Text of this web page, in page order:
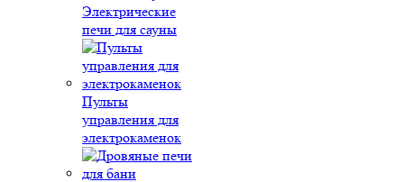
Электрические
печи для сауны
Пульты
управления для
электрокаменок